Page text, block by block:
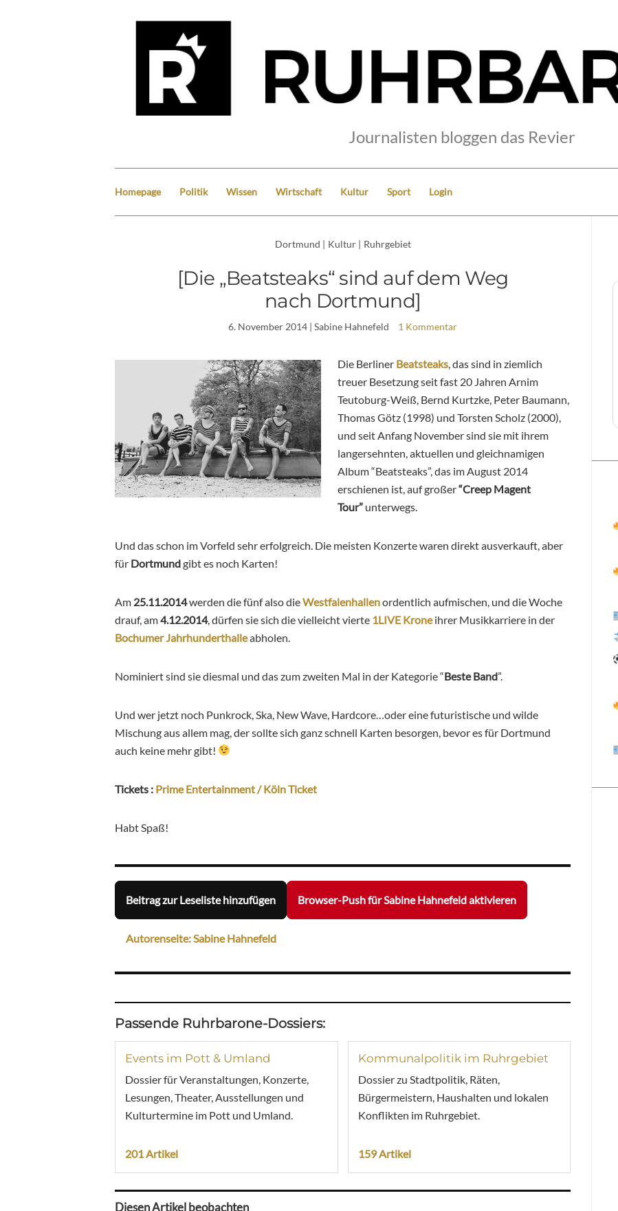
Journalisten bloggen das Revier
Homepage Politik Wissen Wirtschaft Kultur Sport Login
Dortmund | Kultur | Ruhrgebiet
[Die „Beatsteaks“ sind auf dem Weg
nach Dortmund]
6. November 2014 | Sabine Hahnefeld 1 Kommentar
Die Berliner Beatsteaks , das sind in ziemlich
treuer Besetzung seit fast 20 Jahren Arnim
Teutoburg-Weiß, Bernd Kurtzke, Peter Baumann,
Thomas Götz (1998) und Torsten Scholz (2000),
und seit Anfang November sind sie mit ihrem
langersehnten, aktuellen und gleichnamigen
Album “Beatsteaks”, das im August 2014
erschienen ist, auf großer“Creep Magent
Tour” unterwegs.
Und das schon im Vorfeld sehr erfolgreich. Die meisten Konzerte waren direkt ausverkauft, aber
für Dortmundgibt es noch Karten!
Am 25.11.2014werden die fünf also dieWestfalenhallenordentlich aufmischen, und die Woche
drauf, am4.12.2014, dürfen sie sich die vielleicht vierte 1LIVE Kroneihrer Musikkarriere in der
Bochumer Jahrhunderthalleabholen.
Nominiert sind sie diesmal und das zum zweiten Mal in der Kategorie “Beste Band”.
Und wer jetzt noch Punkrock, Ska, New Wave, Hardcore…oder eine futuristische und wilde
Mischung aus allem mag, der sollte sich ganz schnell Karten besorgen, bevor es für Dortmund
auch keine mehr gibt!
Tickets : Prime Entertainment / Köln Ticket
Habt Spaß!
Beitrag zur Leseliste hinzufügen Browser-Push für Sabine Hahnefeld aktivieren
Autorenseite: Sabine Hahnefeld
Passende Ruhrbarone-Dossiers:
Events im Pott & Umland
Dossier für Veranstaltungen, Konzerte,
Lesungen, Theater, Ausstellungen und
Kulturtermine im Pott und Umland.
201 Artikel
Kommunalpolitik im Ruhrgebiet
Dossier zu Stadtpolitik, Räten,
Bürgermeistern, Haushalten und lokalen
Konflikten im Ruhrgebiet.
159 Artikel
Diesen Artikel beobachten